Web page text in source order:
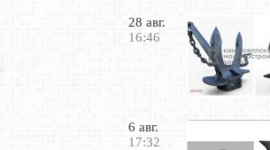
28 авг.
16:46
6 авг.
17:32